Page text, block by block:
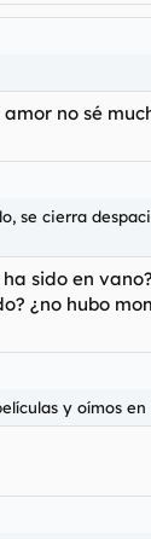
no sé
se cierra
sido en
¿no hubo
y oímos